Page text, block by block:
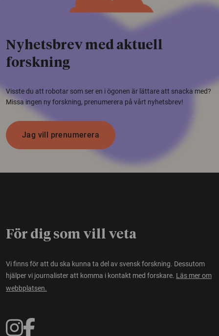
Nyhetsbrev med aktuell
forskning
Visste du att robotar som ser en i ögonen är lättare att snacka med?
Missa ingen ny forskning, prenumerera på vårt nyhetsbrev!
Jag vill prenumerera
För dig som vill veta
Vi finns för att du ska kunna ta del av svensk forskning. Dessutom
hjälper vi journalister att komma i kontakt med forskare. Läs mer om
webbplatsen.